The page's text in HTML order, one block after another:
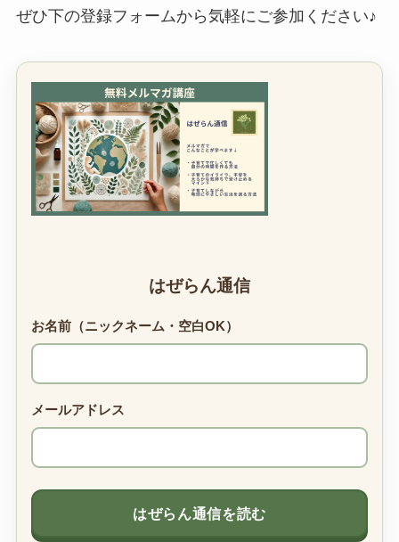
ぜひ下の登録フォームから気軽にご参加ください♪
はぜらん通信
お名前（ニックネーム・空白OK）
メールアドレス